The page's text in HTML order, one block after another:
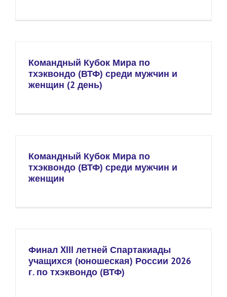
Командный Кубок Мира по
тхэквондо (ВТФ) среди мужчин и
женщин (2 день)
Командный Кубок Мира по
тхэквондо (ВТФ) среди мужчин и
женщин
Финал XIII летней Спартакиады
учащихся (юношеская) России 2026
г. по тхэквондо (ВТФ)